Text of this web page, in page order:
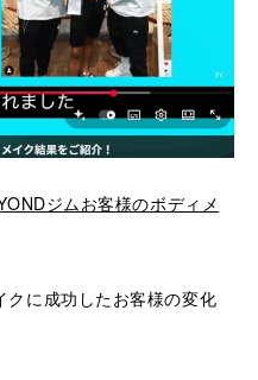
ジムお客様のボディメ
クに成功したお客様の変化